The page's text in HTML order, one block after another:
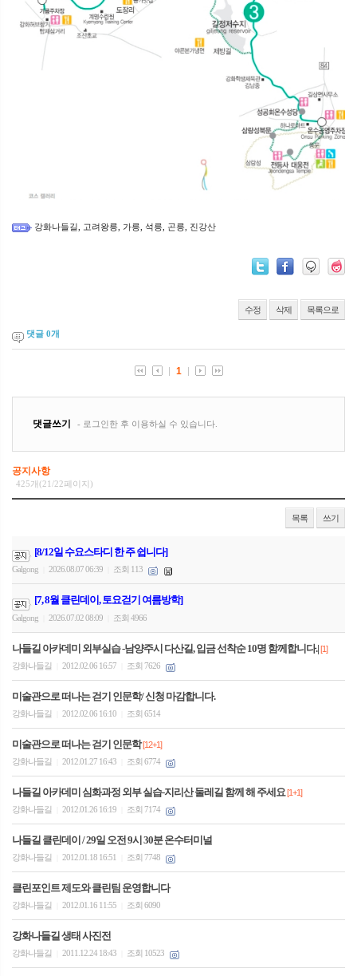
강화나들길 고려왕릉 가릉 석릉 곤릉 진강산
수정 삭제 목록으로
댓글 0개
공지사항
425개(21/22페이지)
목록 쓰기
[8/12일 수요스타디 한 주 쉽니다]
Galgong 2026.08.07 06:39 조회 113
[7, 8월 클린데이, 토요걷기 여름방학]
Galgong 2026.07.02 08:09 조회 4966
나들길 아카데미 외부실습 -남양주시 다산길, 입금 선착순 10명 함께합니다.|[1]
강화나들길
2012.02.06 16:57 조회 7626
미술관으로 떠나는 걷기 인문학/ 신청 마감합니다.
강화나들길 2012.02.06 16:10 조회 6514
미술관으로 떠나는 걷기 인문학[12+1]
강화나들길
2012.01.27 16:43 조회 6774
나들길 아카데미 심화과정 외부 실습-지리산 둘레길 함께 해 주세요[1+1]
강화나들길
2012.01.26 16:19 조회 7174
나들길 클린데이 / 29일 오전 9시 30분 온수터미널
강화나들길 2012.01.18 16:51 조회 7748
클린포인트 제도와 클린팀 운영합니다
강화나들길 2012.01.16 11:55 조회 6090
강화나들길 생태 사진전
강화나들길 2011.12.24 18:43 조회 10523